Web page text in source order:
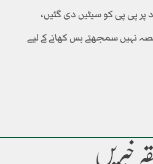
فارم 47 کی بنیاد پر پی پی کو سیٹیں دی گئیں،
نہیں سمجھتے بس کھانے کے لیے
خبریں